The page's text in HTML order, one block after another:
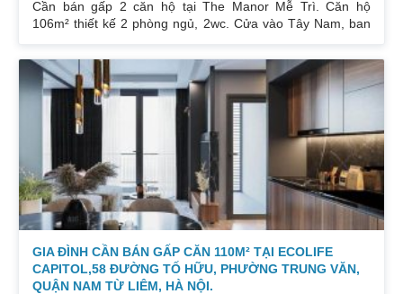
Cần bán gấp 2 căn hộ tại The Manor Mễ Trì. Căn hộ
106m² thiết kế 2 phòng ngủ, 2wc. Cửa vào Tây Nam, ban
189m² thiết kế 3 phòng ngủ, 2wc, 2 gác xép. Nhà đang ở.
Giá bán 7,4 tỷ. Cả 2 căn chủ nhà đều để lại toàn bộ nội
thất. Xem nhà liên hệ: 0832133366
GIA ĐÌNH CẦN BÁN GẤP CĂN 110M² TẠI ECOLIFE
CAPITOL,58 ĐƯỜNG TỐ HỮU, PHƯỜNG TRUNG VĂN,
QUẬN NAM TỪ LIÊM, HÀ NỘI.